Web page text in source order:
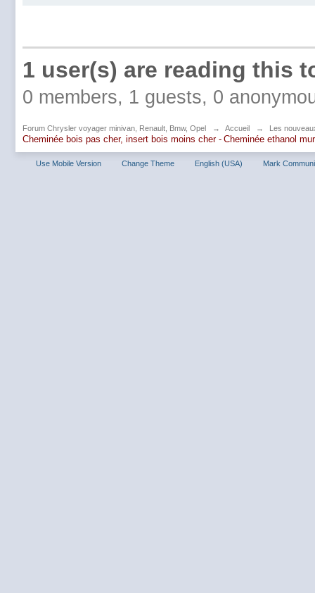
1 user(s) are reading this
0 members, 1 guests, 0
Forum Chrysler voyager minivan, Renault, Bmw, Opel → Accueil → Les
Cheminée bois pas cher, insert bois moins cher - Cheminée ethanol
Use Mobile Version Change Theme English (USA) Mark